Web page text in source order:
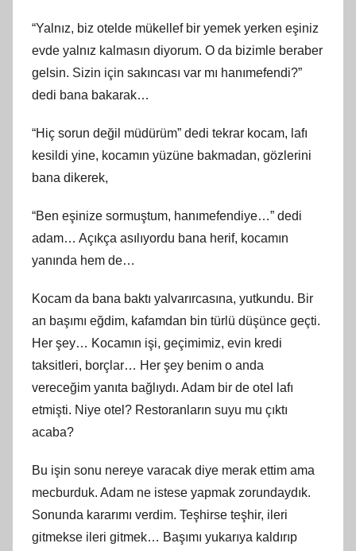
“Yalnız, biz otelde mükellef bir yemek yerken eşiniz
evde yalnız kalmasın diyorum. O da bizimle beraber
gelsin. Sizin için sakıncası var mı hanımefendi?”
dedi bana bakarak…
“Hiç sorun değil müdürüm” dedi tekrar kocam, lafı
kesildi yine, kocamın yüzüne bakmadan, gözlerini
bana dikerek,
“Ben eşinize sormuştum, hanımefendiye…” dedi
adam… Açıkça asılıyordu bana herif, kocamın
yanında hem de…
Kocam da bana baktı yalvarırcasına, yutkundu. Bir
an başımı eğdim, kafamdan bin türlü düşünce geçti.
Her şey… Kocamın işi, geçimimiz, evin kredi
taksitleri, borçlar… Her şey benim o anda
vereceğim yanıta bağlıydı. Adam bir de otel lafı
etmişti. Niye otel? Restoranların suyu mu çıktı
acaba?
Bu işin sonu nereye varacak diye merak ettim ama
mecburduk. Adam ne istese yapmak zorundaydık.
Sonunda kararımı verdim. Teşhirse teşhir, ileri
gitmekse ileri gitmek… Başımı yukarıya kaldırıp